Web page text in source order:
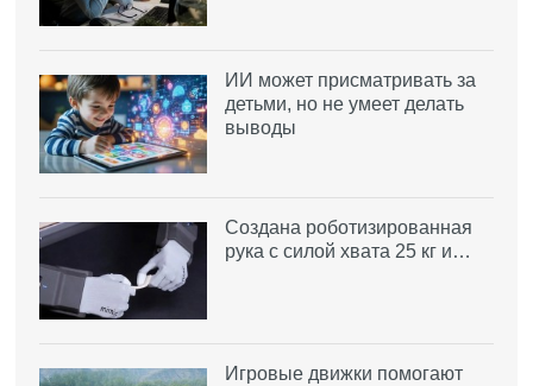
ИИ может присматривать за
детьми, но не умеет делать
выводы
Создана роботизированная
рука с силой хвата 25 кг и…
Игровые движки помогают